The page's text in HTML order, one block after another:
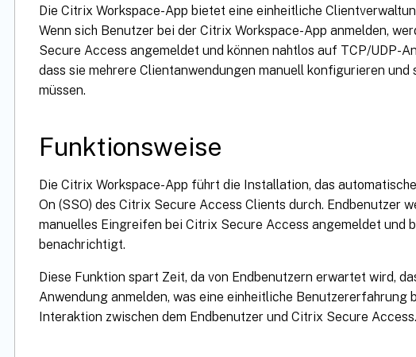
Die Citrix Workspace-App bietet eine einheitliche
Wenn sich Benutzer bei der Citrix Workspace-App anmelden,
Secure Access angemeldet und können nahtlos auf TCP/UDP-
dass sie mehrere Clientanwendungen manuell konfigurieren und
müssen.
Funktionsweise
Die Citrix Workspace-App führt die Installation, das
On (SSO) des Citrix Secure Access Clients durch. Endbenutzer
manuelles Eingreifen bei Citrix Secure Access angemeldet und
benachrichtigt.
Diese Funktion spart Zeit, da von Endbenutzern erwartet wird,
Anwendung anmelden, was eine einheitliche Benutzererfahrung
Interaktion zwischen dem Endbenutzer und Citrix Secure Access.